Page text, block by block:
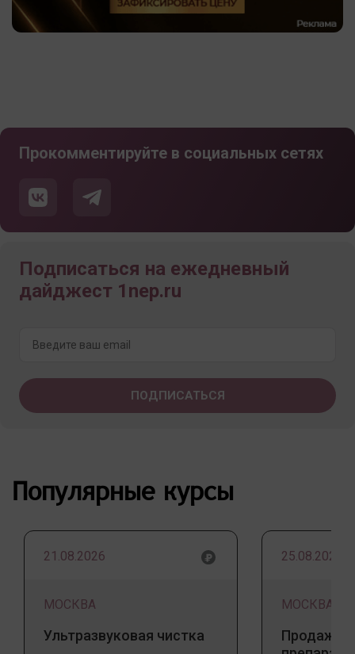
Прокомментируйте в социальных сетях
Подписаться на ежедневный
дайджест 1nep.ru
Популярные курсы
21.08.2026
МОСКВА
Ультразвуковая чистка
25.08.2026
МОСКВА
Продажа